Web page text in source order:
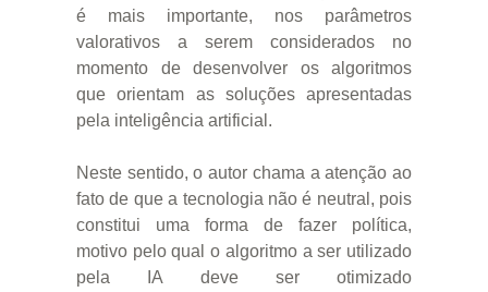
é mais importante, nos parâmetros
valorativos a serem considerados no
momento de desenvolver os algoritmos
que orientam as soluções apresentadas
pela inteligência artificial.
Neste sentido, o autor chama a atenção ao
fato de que a tecnologia não é neutral, pois
constitui uma forma de fazer política,
motivo pelo qual o algoritmo a ser utilizado
pela IA deve ser otimizado